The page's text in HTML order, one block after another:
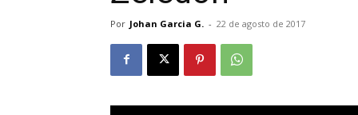
Por Johan Garcia G. - 22 de agosto de 2017